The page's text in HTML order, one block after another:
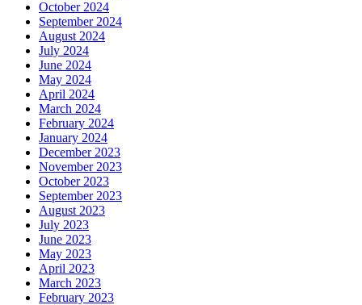
October 2024
September 2024
August 2024
July 2024
June 2024
May 2024
April 2024
March 2024
February 2024
January 2024
December 2023
November 2023
October 2023
September 2023
August 2023
July 2023
June 2023
May 2023
April 2023
March 2023
February 2023